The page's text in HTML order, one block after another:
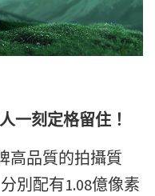
一刻定格留住！
高品質的拍攝質
別配有1.08億像素